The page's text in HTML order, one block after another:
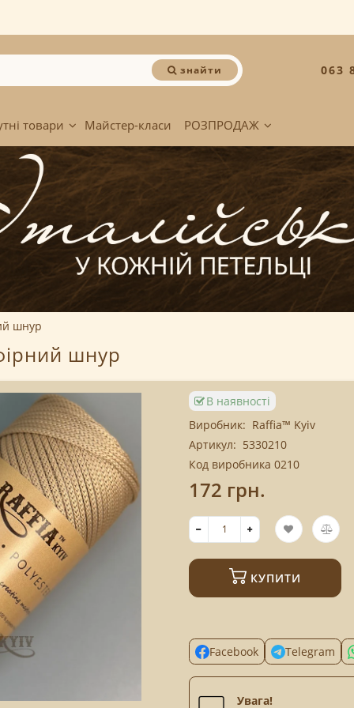
знайти 063
товари Майстер-класи РОЗПРОДАЖ
шнур
шнур
В наявності
Виробник: Raffia™ Kyiv
Артикул: 5330210
Код виробника 0210
172 грн.
КУПИТИ
Facebook Telegram
Увага!